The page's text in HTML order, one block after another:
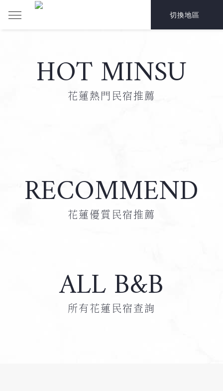
HOT MINSU
花蓮熱門民宿推薦
RECOMMEND
花蓮優質民宿推薦
ALL B&B
所有花蓮民宿查詢
切換地區